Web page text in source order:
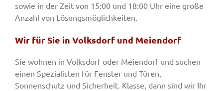
sowie in der Zeit von 15:00 und 18:00 Uhr eine große
Anzahl von Lösungsmöglichkeiten.
Wir für Sie in Volksdorf und Meiendorf
Sie wohnen in Volksdorf oder Meiendorf und suchen
einen Spezialisten für Fenster und Türen,
Sonnenschutz und Sicherheit. Klasse, dann sind wir Ihr